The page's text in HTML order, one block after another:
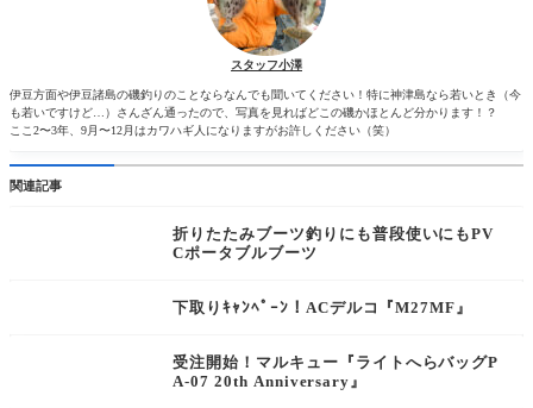
スタッフ小澤
伊豆方面や伊豆諸島の磯釣りのことならなんでも聞いてください！特に神津島なら若いとき（今
も若いですけど…）さんざん通ったので、写真を見ればどこの磯かほとんど分かります！？
ここ2〜3年、9月〜12月はカワハギ人になりますがお許しください（笑）
関連記事
折りたたみブーツ釣りにも普段使いにもPV
Cポータブルブーツ
下取りｷｬﾝﾍﾟｰﾝ！ACデルコ『M27MF』
受注開始！マルキュー『ライトへらバッグP
A-07 20th Anniversary』